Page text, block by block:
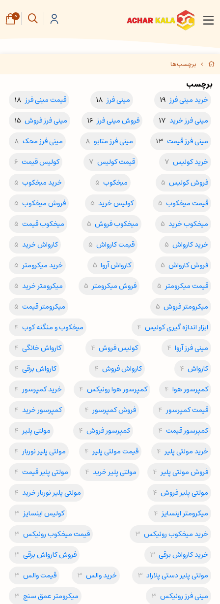
برچسب‌ها
برچسب
خرید مینی فرز 19 مینی فرز 18 قیمت مینی فرز 18
مینی فرز خرید 17 فروش مینی فرز 16 مینی فرز فروش 15
مینی فرز قیمت 13 مینی فرز متابو 8 مینی فرز محک 8
خرید کولیس 7 قیمت کولیس 7 کولیس قیمت 6
فروش کولیس 5 میخکوب 5 خرید میخکوب 5
قیمت میخکوب 5 کولیس خرید 5 فروش میخکوب 5
میخکوب خرید 5 میخکوب فروش 5 میخکوب قیمت 5
خرید کارواش 5 قیمت کارواش 5 کارواش خرید 5
فروش کارواش 5 کارواش آروا 5 خرید میکرومتر 5
قیمت میکرومتر 5 فروش میکرومتر 5 میکرومتر خرید 5
میکرومتر فروش 5 میکرومتر قیمت 5
ابزار اندازه گیری کولیس 4 میخکوب و منگنه کوب 4
مینی فرز آروا 4 کولیس فروش 4 کارواش خانگی 4
کارواش 4 کارواش فروش 4 کارواش برقی 4
کمپرسور هوا 4 کمپرسور هوا رونیکس 4 خرید کمپرسور 4
قیمت کمپرسور 4 فروش کمپرسور 4 کمپرسور خرید 4
کمپرسور قیمت 4 کمپرسور فروش 4 مولتی پلیر 4
خرید مولتی پلیر 4 قیمت مولتی پلیر 4 مولتی پلیر نوربار 4
فروش مولتی پلیر 4 مولتی پلیر خرید 4 مولتی پلیر قیمت 4
مولتی پلیر فروش 4 مولتی پلیر نوربار خرید 4
میکرومتر اینسایز 4 کولیس اینسایز 3
خرید میخکوب رونیکس 3 قیمت میخکوب رونیکس 3
خرید کارواش برقی 3 فروش کارواش برقی 3
مولتی پلیر دستی پلاراد 3 خرید والس 3 قیمت والس 3
مینی فرز رونیکس 3 میکرومتر عمق سنج 3
0